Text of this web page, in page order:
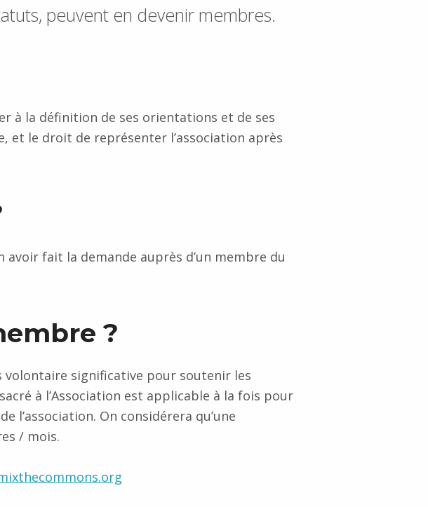
peuvent en devenir membres.
à la définition de ses orientations et de ses
et le droit de représenter l’association après
fait la demande auprès d’un membre du
?
volontaire significative pour soutenir les
à l’Association est applicable à la fois pour
On considérera qu’une
/ mois.